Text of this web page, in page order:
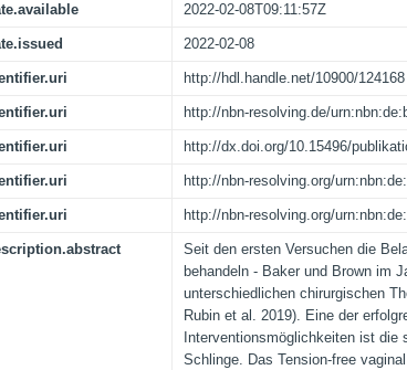
2022-02-08T09:11:57Z
2022-02-08
http://hdl.handle.net/10900/124168
http://nbn-resolving.de/
http://dx.doi.org/10.15496/
http://nbn-resolving.org/
http://nbn-resolving.org/
Seit den ersten Versuchen die
behandeln - Baker und Brown im
unterschiedlichen chirurgischen
Rubin et al. 2019). Eine der
Interventionsmöglichkeiten ist die
Schlinge. Das Tension-free